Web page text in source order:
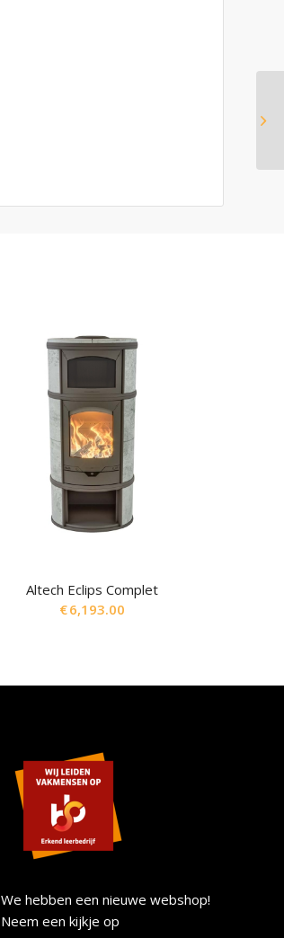
Altech Eclips Complet
€6,193.00
We hebben een nieuwe webshop!
Neem een kijkje op